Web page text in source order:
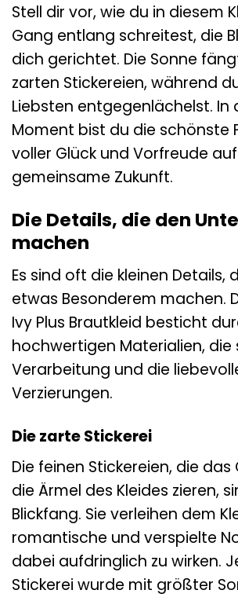
Stell dir vor, wie du in diesem
Gang entlang schreitest, die
dich gerichtet. Die Sonne
zarten Stickereien, während
Liebsten entgegenlächelst. In
Moment bist du die schönste
voller Glück und Vorfreude
gemeinsame Zukunft.
Die Details, die den
machen
Es sind oft die kleinen Details,
etwas Besonderem machen.
Ivy Plus Brautkleid besticht
hochwertigen Materialien,
Verarbeitung und die
Verzierungen.
Die zarte Stickerei
Die feinen Stickereien, die
die Ärmel des Kleides zieren,
Blickfang. Sie verleihen dem
romantische und verspielte
dabei aufdringlich zu wirken.
Stickerei wurde mit größter